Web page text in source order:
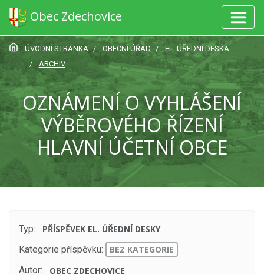
Obec Zdechovice
ÚVODNÍ STRÁNKA OBECNÍ ÚŘAD
EL. ÚŘEDNÍ DESKA
ARCHIV
OZNÁMENÍ O VYHLÁŠENÍ
VÝBĚROVÉHO ŘÍZENÍ
HLAVNÍ ÚČETNÍ OBCE
Typ:
PŘÍSPĚVEK EL. ÚŘEDNÍ DESKY
Kategorie příspěvku:
BEZ KATEGORIE
Autor:
OBEC ZDECHOVICE